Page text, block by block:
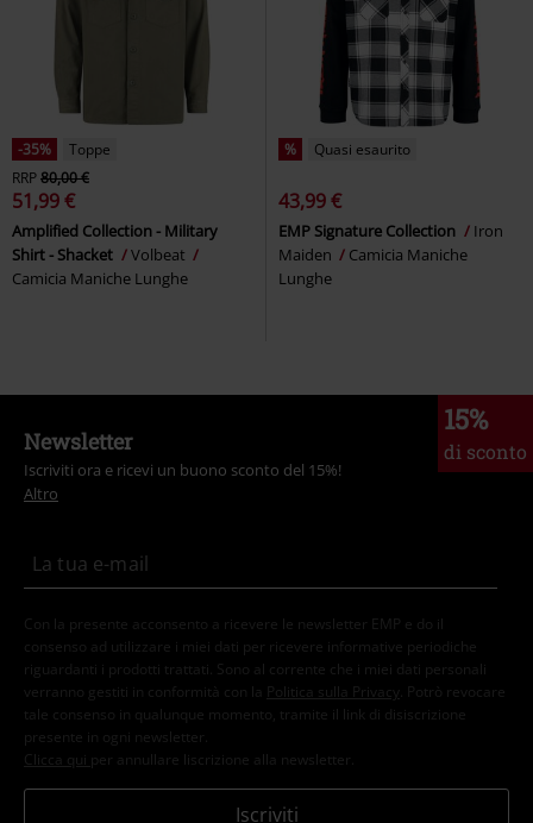
-35%
Toppe
RRP80,00 €
51,99 €
Amplified Collection - Military
Shirt - Shacket
Volbeat
Camicia Maniche Lunghe
% Quasi esaurito
43,99 €
EMP Signature Collection
Iron
Maiden
Camicia Maniche
Lunghe
15%
di sconto
Newsletter
Iscriviti ora e ricevi un buono sconto del 15%!
Altro
Con la presente acconsento a ricevere le newsletter EMP e do il
consenso ad utilizzare i miei dati per ricevere informative periodiche
riguardanti i prodotti trattati. Sono al corrente che i miei dati personali
verranno gestiti in conformità con la
Politica sulla Privacy
. Potrò revocare
tale consenso in qualunque momento, tramite il link di disiscrizione
presente in ogni newsletter.
Clicca qui per annullare liscrizione alla newsletter.
Iscriviti